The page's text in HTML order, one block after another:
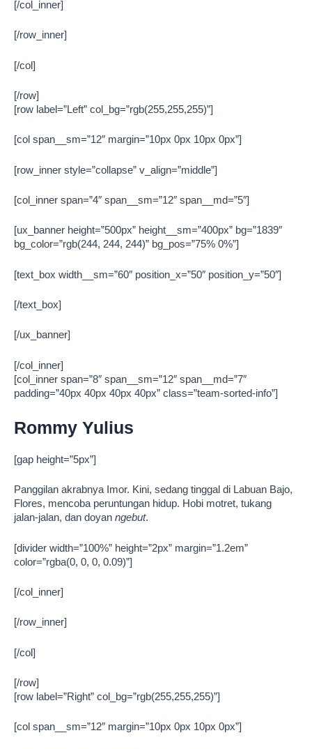
[/col_inner]
[/row_inner]
[/col]
[/row]
[row label=”Left” col_bg=”rgb(255,255,255)”]
[col span__sm=”12″ margin=”10px 0px 10px 0px”]
[row_inner style=”collapse” v_align=”middle”]
[col_inner span=”4″ span__sm=”12″ span__md=”5″]
[ux_banner height=”500px” height__sm=”400px” bg=”1839″
bg_color=”rgb(244, 244, 244)” bg_pos=”75% 0%”]
[text_box width__sm=”60″ position_x=”50″ position_y=”50″]
[/text_box]
[/ux_banner]
[/col_inner]
[col_inner span=”8″ span__sm=”12″ span__md=”7″
padding=”40px 40px 40px 40px” class=”team-sorted-info”]
Rommy Yulius
[gap height=”5px”]
Panggilan akrabnya Imor. Kini, sedang tinggal di Labuan Bajo,
Flores, mencoba peruntungan hidup. Hobi motret, tukang
jalan-jalan, dan doyan ngebut.
[divider width=”100%” height=”2px” margin=”1.2em”
color=”rgba(0, 0, 0, 0.09)”]
[/col_inner]
[/row_inner]
[/col]
[/row]
[row label=”Right” col_bg=”rgb(255,255,255)”]
[col span__sm=”12″ margin=”10px 0px 10px 0px”]